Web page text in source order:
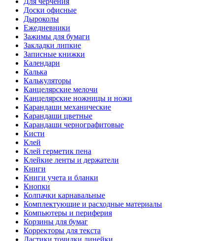
Доски офисные
Дыроколы
Ежедневники
Зажимы для бумаги
Закладки липкие
Записные книжки
Календари
Калька
Калькуляторы
Канцелярские мелочи
Канцелярские ножницы и ножи
Карандаши механические
Карандаши цветные
Карандаши чернографитовые
Кисти
Клей
Клей герметик пена
Клейкие ленты и держатели
Книги
Книги учета и бланки
Кнопки
Колпачки карнавальные
Комплектующие и расходные материалы
Компьютеры и периферия
Корзины для бумаг
Корректоры для текста
Ластики точилки линейки